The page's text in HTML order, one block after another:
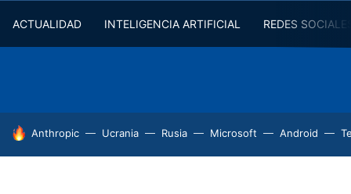
ACTUALIDAD INTELIGENCIA ARTIFICIAL REDES
HOY SE HABLA DE
Anthropic Ucrania Rusia Microsoft Android